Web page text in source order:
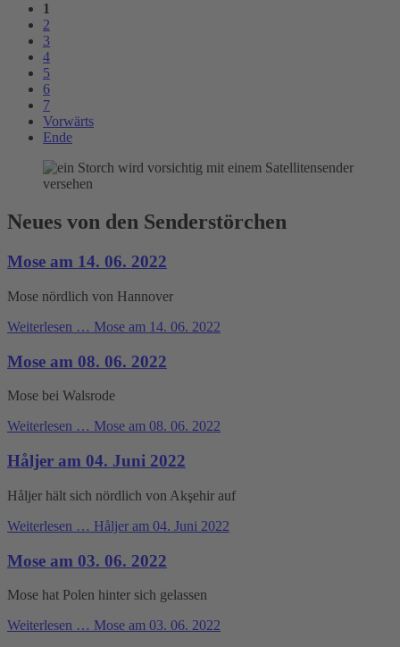
1
2
3
4
5
6
7
Vorwärts
Ende
Neues von den Senderstörchen
Mose am 14. 06. 2022
Mose nördlich von Hannover
Weiterlesen … Mose am 14. 06. 2022
Mose am 08. 06. 2022
Mose bei Walsrode
Weiterlesen … Mose am 08. 06. 2022
Håljer am 04. Juni 2022
Håljer hält sich nördlich von Akşehir auf
Weiterlesen … Håljer am 04. Juni 2022
Mose am 03. 06. 2022
Mose hat Polen hinter sich gelassen
Weiterlesen … Mose am 03. 06. 2022